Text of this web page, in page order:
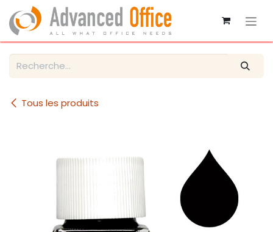
Se rendre au contenu
Tous les produits